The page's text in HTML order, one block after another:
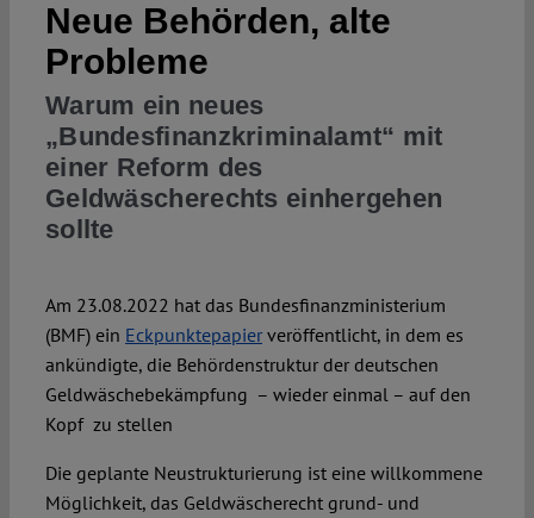
Neue Behörden, alte
Probleme
Warum ein neues
„Bundesfinanzkriminalamt“ mit
einer Reform des
Geldwäscherechts einhergehen
sollte
Am 23.08.2022 hat das Bundesfinanzministerium
(BMF) ein Eckpunktepapierveröffentlicht, in dem es
ankündigte, die Behördenstruktur der deutschen
Geldwäschebekämpfung – wieder einmal – auf den
Kopf zu stellen
Die geplante Neustrukturierung ist eine willkommene
Möglichkeit, das Geldwäscherecht grund- und